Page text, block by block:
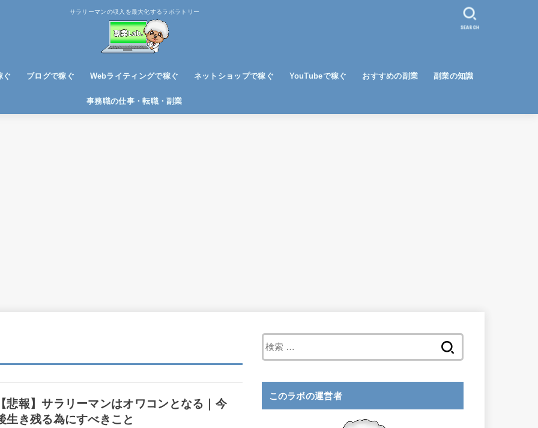
サラリーマンの収入を最大化するラボラトリー
ぐ ブログで稼ぐ
アフィリエイトで稼ぐ
Webライティングで稼ぐ ネットショップで稼ぐ YouTubeで稼ぐ おすすめの副業 副業の知識
事務職の仕事・転職・副業
SEARCH
悲報】サラリーマンはオワコンとなる｜今
生き残る為にすべきこと
索
このラボの運営者